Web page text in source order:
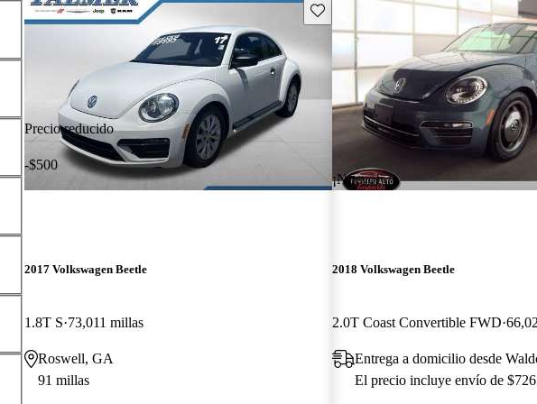
Precio reducido
-$500
Guarda este Aviso
2017 Volkswagen Beetle
1.8T S 73,011 millas
Roswell, GA
91 millas
¡Nuevo!
2018 Volkswagen Beetle
2.0T Coast Convertible FWD
Entrega a domicilio desde
El precio incluye envío de $726